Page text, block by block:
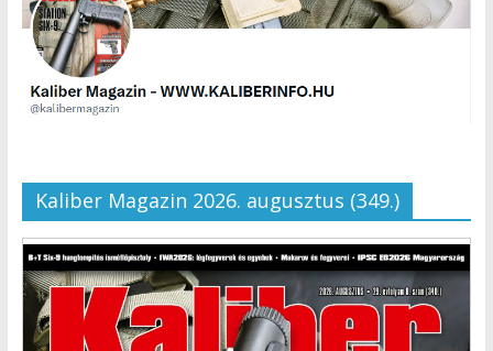
Kaliber Magazin 2026. augusztus (349.)